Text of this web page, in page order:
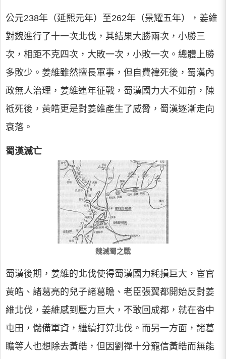
公元238年（延熙元年）至262年（景耀五年），姜維
對魏進行了十一次北伐，其結果大勝兩次，小勝三
次，相距不克四次，大敗一次，小敗一次。總體上勝
多敗少。姜維雖然擅長軍事，但自費禕死後，蜀漢內
政無人治理，姜維連年征戰，蜀漢國力大不如前，陳
祗死後，黃皓更是對姜維產生了威脅，蜀漢逐漸走向
衰落。
蜀漢滅亡
魏滅蜀之戰
蜀漢後期，姜維的北伐使得蜀漢國力耗損巨大，宦官
黃皓、諸葛亮的兒子諸葛瞻、老臣張翼都開始反對姜
維北伐，姜維感到壓力巨大，不敢回成都，就在沓中
屯田，儲備軍資，繼續打算北伐。而另一方面，諸葛
瞻等人也想除去黃皓，但因劉禪十分寵信黃皓而無能